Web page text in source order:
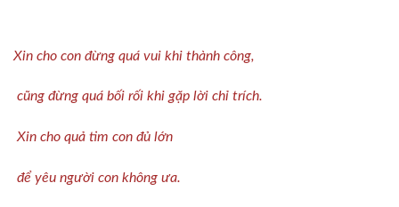
Xin cho con đừng quá vui khi thành công,
cũng đừng quá bối rối khi gặp lời chỉ trích.
Xin cho quả tim con đủ lớn
để yêu người con không ưa.